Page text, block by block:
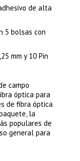
de alta
5 bolsas con
mm y 10 Pin
campo
óptica para
de fibra óptica
la
populares de
general para